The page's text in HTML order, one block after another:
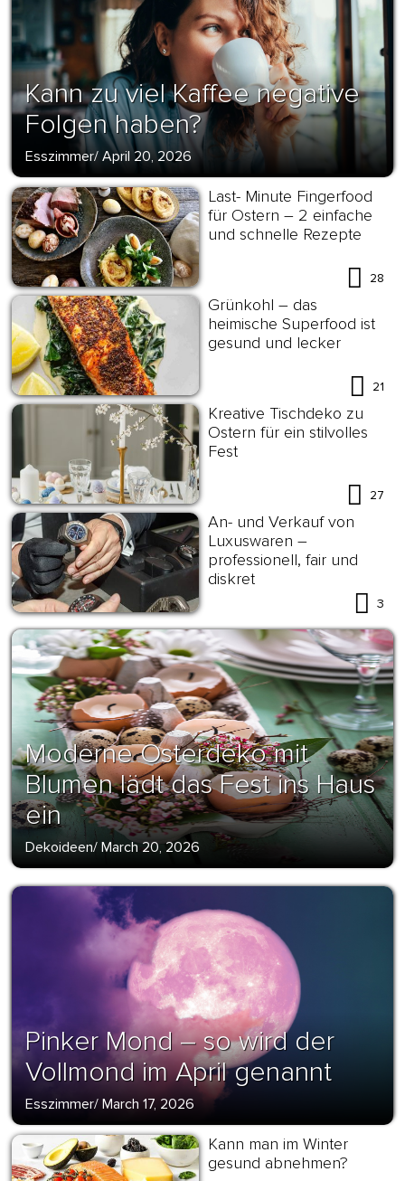
Kann zu viel Kaffee negative
Folgen haben?
Esszimmer/ April 20, 2026
Last- Minute Fingerfood
für Ostern – 2 einfache
und schnelle Rezepte
28
Grünkohl – das
heimische Superfood ist
gesund und lecker
21
Kreative Tischdeko zu
Ostern für ein stilvolles
Fest
27
An- und Verkauf von
Luxuswaren –
professionell, fair und
diskret
3
Moderne Osterdeko mit
Blumen lädt das Fest ins Haus
ein
Dekoideen/ March 20, 2026
Pinker Mond – so wird der
Vollmond im April genannt
Esszimmer/ March 17, 2026
Kann man im Winter
gesund abnehmen?